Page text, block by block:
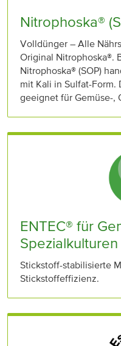
Nitrophoska®
Volldünger – Alle
Original Nitrophoska®.
Nitrophoska® (SOP)
mit Kali in Sulfat-Form.
geeignet für Gemüse-,
ENTEC® für
Spezialkulturen
Stickstoff-stabilisierte
Stickstoffeffizienz.